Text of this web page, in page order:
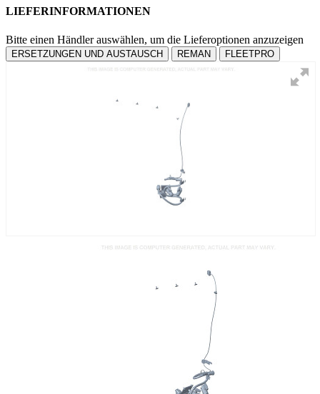
LIEFERINFORMATIONEN
Bitte einen Händler auswählen, um die Lieferoptionen anzuzeigen
ERSETZUNGEN UND AUSTAUSCH REMAN FLEETPRO